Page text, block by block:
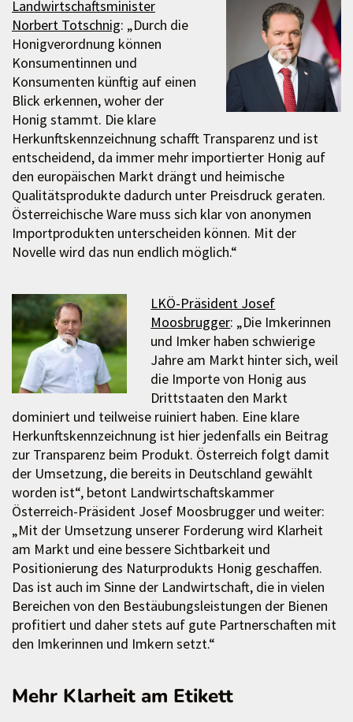
Landwirtschaftsminister
Norbert Totschnig: „Durch die
Honigverordnung können
Konsumentinnen und
Konsumenten künftig auf einen
Blick erkennen, woher der
Honig stammt. Die klare
Herkunftskennzeichnung schafft Transparenz und ist
entscheidend, da immer mehr importierter Honig auf
den europäischen Markt drängt und heimische
Qualitätsprodukte dadurch unter Preisdruck geraten.
Österreichische Ware muss sich klar von anonymen
Importprodukten unterscheiden können. Mit der
Novelle wird das nun endlich möglich.“
LKÖ-Präsident Josef
Moosbrugger: „Die Imkerinnen
und Imker haben schwierige
Jahre am Markt hinter sich, weil
die Importe von Honig aus
Drittstaaten den Markt
dominiert und teilweise ruiniert haben. Eine klare
Herkunftskennzeichnung ist hier jedenfalls ein Beitrag
zur Transparenz beim Produkt. Österreich folgt damit
der Umsetzung, die bereits in Deutschland gewählt
worden ist“, betont Landwirtschaftskammer
Österreich-Präsident Josef Moosbrugger und weiter:
„Mit der Umsetzung unserer Forderung wird Klarheit
am Markt und eine bessere Sichtbarkeit und
Positionierung des Naturprodukts Honig geschaffen.
Das ist auch im Sinne der Landwirtschaft, die in vielen
Bereichen von den Bestäubungsleistungen der Bienen
profitiert und daher stets auf gute Partnerschaften mit
den Imkerinnen und Imkern setzt.“
Mehr Klarheit am Etikett